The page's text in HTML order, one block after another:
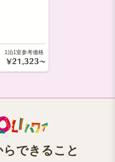
1泊1室参考価格
￥21,323～
できること